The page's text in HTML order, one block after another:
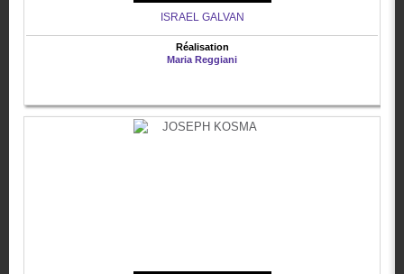
ISRAEL GALVAN
Réalisation
Maria Reggiani